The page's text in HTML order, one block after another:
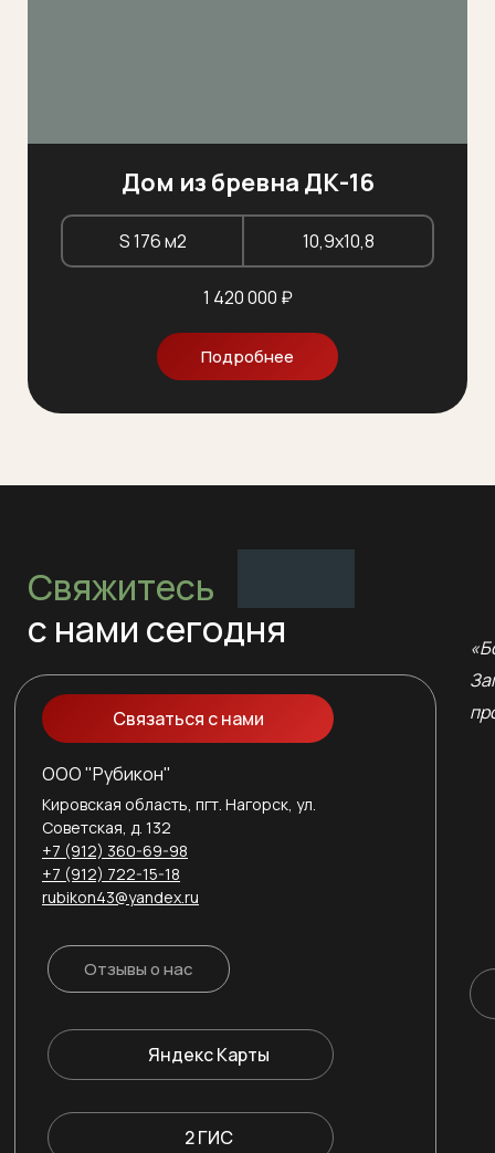
Дом из бревна ДК-16
S 176 м2 10,9х10,8
1 420 000 ₽
Подробнее
2 ГИС
Яндекс Карты
Отзывы о нас
Связаться с нами
Кировская область, пгт. Нагорск, ул.
Советская, д. 132
+7 (912) 360-69-98
+7 (912) 722-15-18
rubikon43@yandex.ru
ООО "Рубикон"
Свяжитесь
с нами сегодня